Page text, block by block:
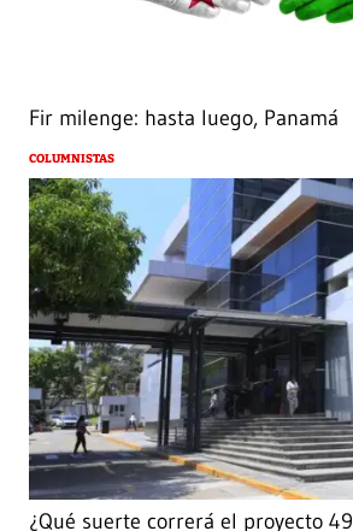
Fir milenge: hasta luego, Panamá
COLUMNISTAS
¿Qué suerte correrá el proyecto